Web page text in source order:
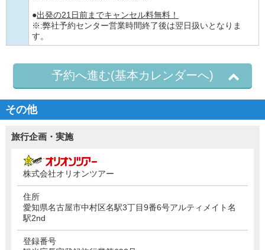
●出発の21日前までキャンセル料無料！
※:弊社予約センター営業時間終了後は翌日扱いとなりま
す。
予約へ進む(基本カレンダーへ)
その他
旅行企画・実施
株式会社オリオンツアー
住所
愛知県名古屋市中村区名駅3丁目9番6号アルティメイト名
駅2nd
登録番号